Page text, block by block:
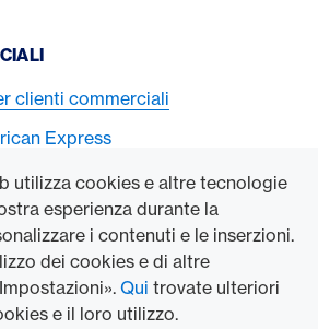
utilizza cookies e altre tecnologie
esperienza durante la
i contenuti e le inserzioni.
dei cookies e di altre
Qui trovate ulteriori
e il loro utilizzo.
clienti commerciali
Express